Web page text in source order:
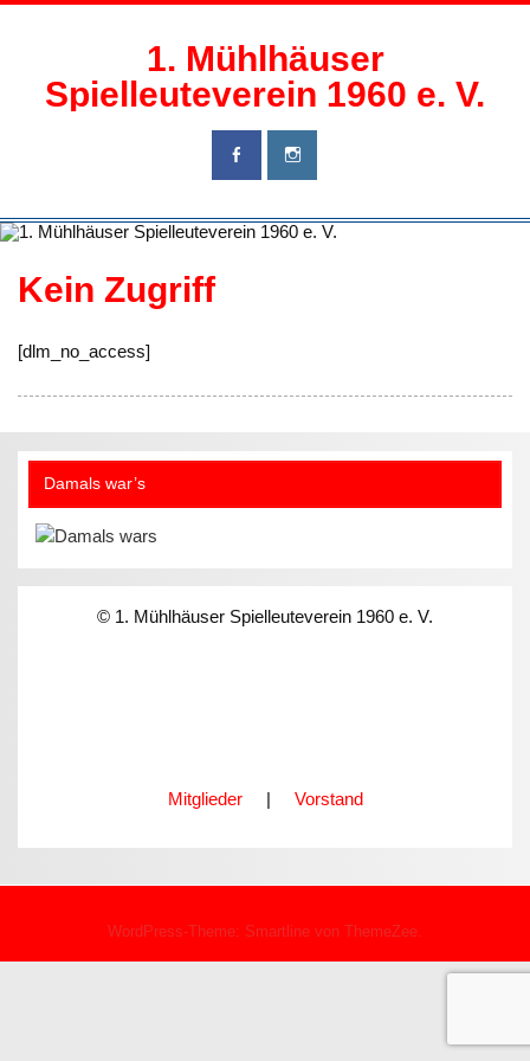
Zum
1. Mühlhäuser
Spielleuteverein 1960 e. V.
Kein Zugriff
[dlm_no_access]
Damals war’s
© 1. Mühlhäuser Spielleuteverein 1960 e. V.
Mitglieder| Vorstand
WordPress-Theme: Smartline von ThemeZee.